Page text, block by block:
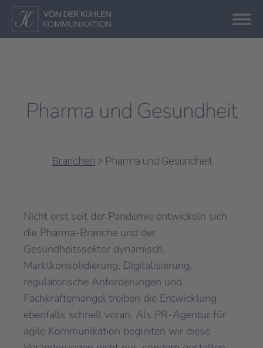
Pharma und Gesundheit
Branchen > Pharma und Gesundheit
Nicht erst seit der Pandemie entwickeln sich
die Pharma-Branche und der
Gesundheitssektor dynamisch.
Marktkonsolidierung, Digitalisierung,
regulatorische Anforderungen und
Fachkräftemangel treiben die Entwicklung
ebenfalls schnell voran. Als PR-Agentur für
agile Kommunikation begleiten wir diese